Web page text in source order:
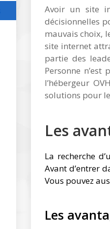
Avoir un site
décisionnelles
mauvais choix,
site internet
partie des
Personne
l’hébergeur
solutions pour
Les
La recherche
Avant d’entrer
Vous pouvez
Les